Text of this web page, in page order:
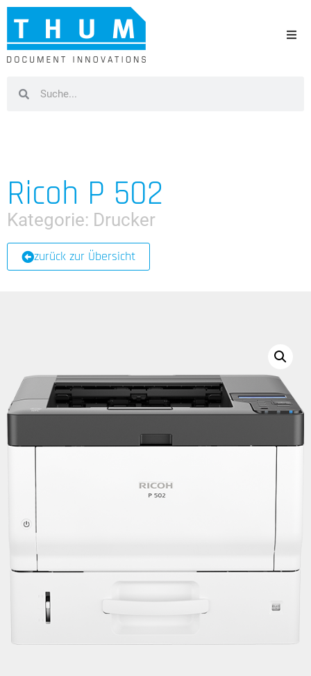
Ricoh P 502
Kategorie: Drucker
zurück zur Übersicht